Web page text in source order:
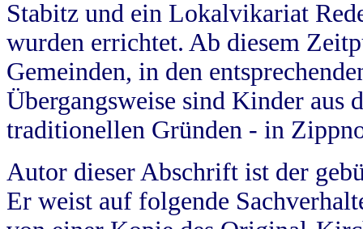
Stabitz und ein Lokalvikariat
wurden errichtet. Ab diesem
Gemeinden, in den
Übergangsweise sind Kinder aus
traditionellen Gründen - in
Autor dieser Abschrift ist der
Er weist auf folgende